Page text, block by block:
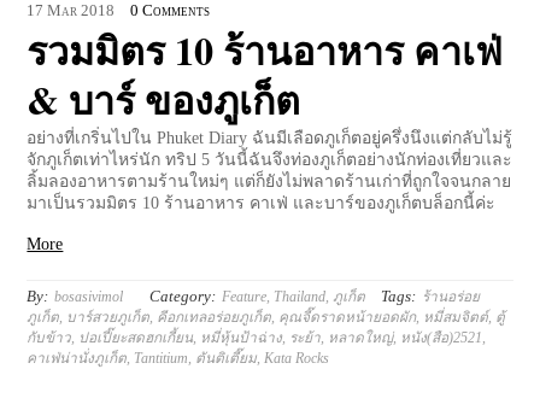
17 Mar 2018 0 Comments
รวมมิตร 10 ร้านอาหาร คาเฟ่
& บาร์ ของภูเก็ต
อย่างที่เกริ่นไปใน Phuket Diary ฉันมีเลือดภูเก็ตอยู่ครึ่งนึงแต่กลับไม่รู้
จักภูเก็ตเท่าไหร่นัก ทริป 5 วันนี้ฉันจึงท่องภูเก็ตอย่างนักท่องเที่ยวและ
ลิ้มลองอาหารตามร้านใหม่ๆ แต่ก็ยังไม่พลาดร้านเก่าที่ถูกใจจนกลาย
มาเป็นรวมมิตร 10 ร้านอาหาร คาเฟ่ และบาร์ของภูเก็ตบล็อกนี้ค่ะ
More
By: bosasivimol Category: Feature, Thailand, ภูเก็ต Tags: ร้านอร่อย
ภูเก็ต, บาร์สวยภูเก็ต, คีอกเทลอร่อยภูเก็ต, คุณจี๊ดราดหน้ายอดผัก, หมี่สมจิตต์, ตู้
กับข้าว, ปอเปี๊ยะสดฮกเกี้ยน, หมี่หุ้นป้าฉ่าง, ระย้า, หลาดใหญ่, หนัง(สือ)2521,
คาเฟ่น่านั่งภูเก็ต, Tantitium, ตันติเตี๊ยม,Kata Rocks